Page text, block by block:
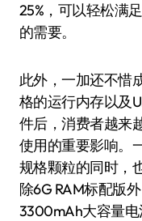
25%，可以轻松满
的需要。
此外，一加还不惜
格的运行内存以及
件后，消费者越来
使用的重要影响。
规格颗粒的同时，
除6G RAM标配版
3300mAh大容量电